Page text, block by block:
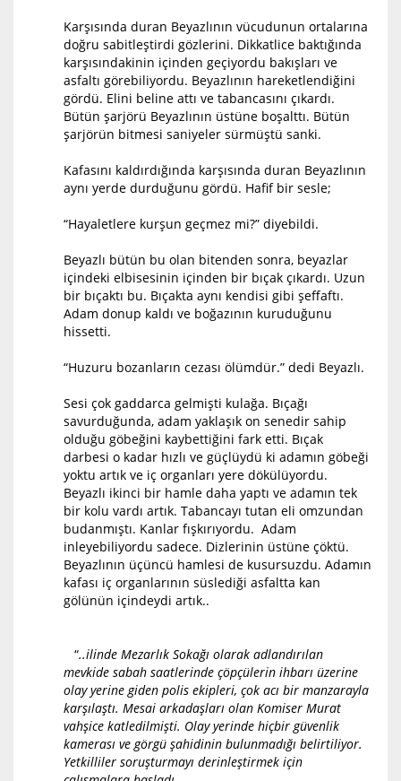
Karşısında duran Beyazlının vücudunun ortalarına
doğru sabitleştirdi gözlerini. Dikkatlice baktığında
karşısındakinin içinden geçiyordu bakışları ve
asfaltı görebiliyordu. Beyazlının hareketlendiğini
gördü. Elini beline attı ve tabancasını çıkardı.
Bütün şarjörü Beyazlının üstüne boşalttı. Bütün
şarjörün bitmesi saniyeler sürmüştü sanki.
Kafasını kaldırdığında karşısında duran Beyazlının
aynı yerde durduğunu gördü. Hafif bir sesle;
“Hayaletlere kurşun geçmez mi?” diyebildi.
Beyazlı bütün bu olan bitenden sonra, beyazlar
içindeki elbisesinin içinden bir bıçak çıkardı. Uzun
bir bıçaktı bu. Bıçakta aynı kendisi gibi şeffaftı.
Adam donup kaldı ve boğazının kuruduğunu
hissetti.
“Huzuru bozanların cezası ölümdür.” dedi Beyazlı.
Sesi çok gaddarca gelmişti kulağa. Bıçağı
savurduğunda, adam yaklaşık on senedir sahip
olduğu göbeğini kaybettiğini fark etti. Bıçak
darbesi o kadar hızlı ve güçlüydü ki adamın göbeği
yoktu artık ve iç organları yere dökülüyordu.
Beyazlı ikinci bir hamle daha yaptı ve adamın tek
bir kolu vardı artık. Tabancayı tutan eli omzundan
budanmıştı. Kanlar fışkırıyordu. Adam
inleyebiliyordu sadece. Dizlerinin üstüne çöktü.
Beyazlının üçüncü hamlesi de kusursuzdu. Adamın
kafası iç organlarının süslediği asfaltta kan
gölünün içindeydi artık..
“..ilinde Mezarlık Sokağı olarak adlandırılan
mevkide sabah saatlerinde çöpçülerin ihbarı üzerine
olay yerine giden polis ekipleri, çok acı bir manzarayla
karşılaştı. Mesai arkadaşları olan Komiser Murat
vahşice katledilmişti. Olay yerinde hiçbir güvenlik
kamerası ve görgü şahidinin bulunmadığı belirtiliyor.
Yetkilliler soruşturmayı derinleştirmek için